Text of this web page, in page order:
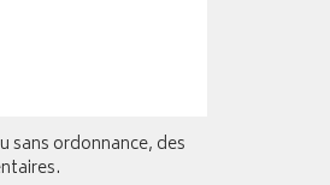
ordonnance, des